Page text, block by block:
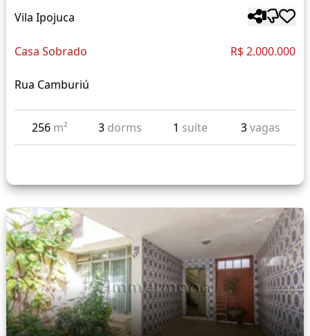
Vila Ipojuca
Casa Sobrado R$ 2.000.000
Rua Camburiú
256 m² 3 dorms 1 suíte 3vagas